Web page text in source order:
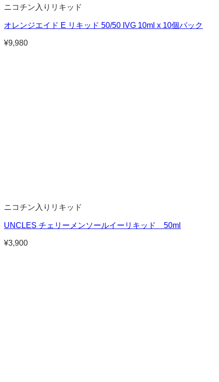
ニコチン入りリキッド
オレンジエイド E リキッド 50/50 IVG 10ml x 10個パック
¥9,980
ニコチン入りリキッド
UNCLES チェリーメンソールイーリキッド 50ml
¥3,900